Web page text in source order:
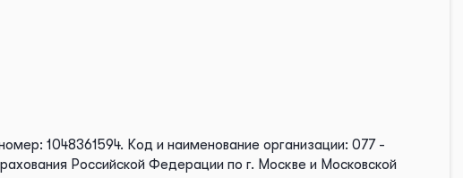
1048361594. Код и наименование организации: 077 -
Российской Федерации по г. Москве и Московской